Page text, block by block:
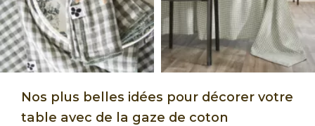
Nos plus belles idées pour décorer votre
table avec de la gaze de coton